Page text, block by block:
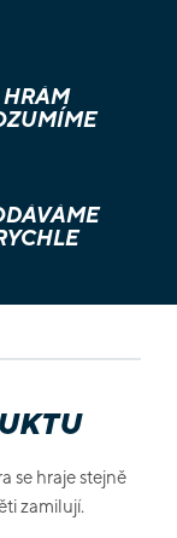
HRÁM
se hraje stejně
zamilují.